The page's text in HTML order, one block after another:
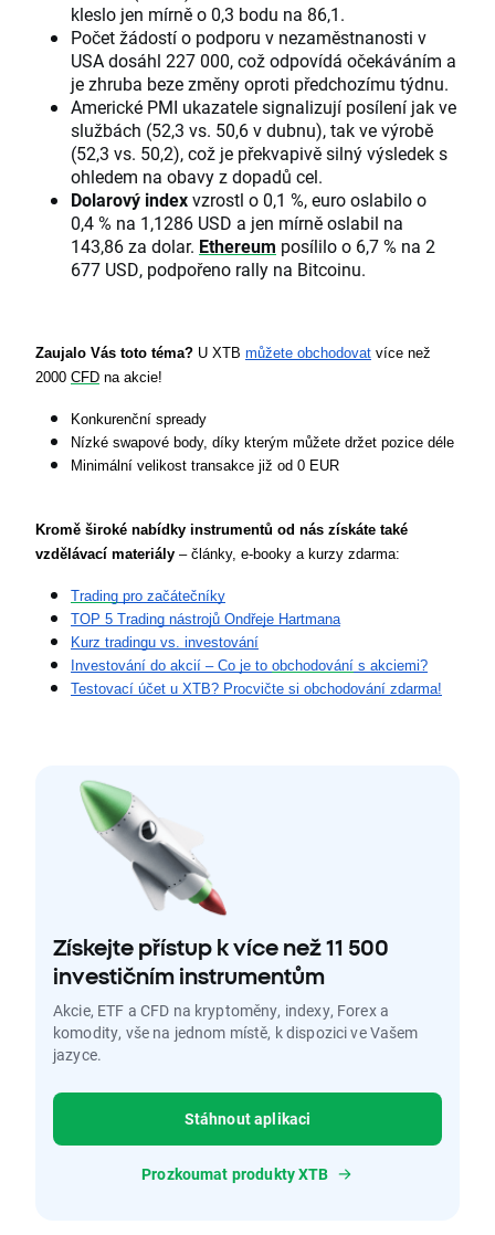
kleslo jen mírně o 0,3 bodu na 86,1.
Počet žádostí o podporu v nezaměstnanosti v
USA dosáhl 227 000, což odpovídá očekáváním a
je zhruba beze změny oproti předchozímu týdnu.
Americké PMI ukazatele signalizují posílení jak ve
službách (52,3 vs. 50,6 v dubnu), tak ve výrobě
(52,3 vs. 50,2), což je překvapivě silný výsledek s
ohledem na obavy z dopadů cel.
Dolarový indexvzrostl o 0,1 %, euro oslabilo o
0,4 % na 1,1286 USD a jen mírně oslabil na
143,86 za dolar. Ethereum posílilo o 6,7 % na 2
677 USD, podpořeno rally na Bitcoinu.
Zaujalo Vás toto téma? U XTB můžete obchodovat více než
2000 CFD na akcie!
Konkurenční spready
Nízké swapové body, díky kterým můžete držet pozice déle
Minimální velikost transakce již od 0 EUR
Kromě široké nabídky instrumentů od nás získáte také
vzdělávací materiály – články, e-booky a kurzy zdarma:
Trading pro začátečníky
TOP 5 Trading nástrojů Ondřeje Hartmana
Kurz tradingu vs. investování
Investování do akcií – Co je to obchodování s akciemi?
Testovací účet u XTB? Procvičte si obchodování zdarma!
Získejte přístup k více než 11 500
investičním instrumentům
Akcie, ETF a CFD na kryptoměny, indexy, Forex a
komodity, vše na jednom místě, k dispozici ve Vašem
jazyce.
Stáhnout aplikaci
Prozkoumat produkty XTB